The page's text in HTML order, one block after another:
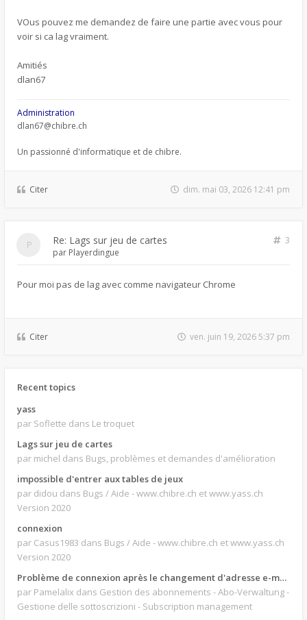
VOus pouvez me demandez de faire une partie avec vous pour
voir si ca lag vraiment.
Amitiés
dlan67
Administration
dlan67@chibre.ch
Un passionné d'informatique et de chibre.
Citer dim. mai 03, 2026 12:41 pm
Re: Lags sur jeu de cartes
3
par Playerdingue
Pour moi pas de lag avec comme navigateur Chrome
Citer ven. juin 19, 2026 5:37 pm
Recent topics
yass
par Soflette dans Le troquet
Lags sur jeu de cartes
par michel dans Bugs, problèmes et demandes d'amélioration
impossible d'entrer aux tables de jeux
par didou dans Bugs / Aide - www.chibre.ch et www.yass.ch
Version 2020
connexion
par Casus1983 dans Bugs / Aide - www.chibre.ch et www.yass.ch
Version 2020
Problème de connexion après le changement d'adresse e-mail.
par Pamelalix dans Gestion des abonnements - Abo-Verwaltung -
Gestione delle sottoscrizioni - Subscription management